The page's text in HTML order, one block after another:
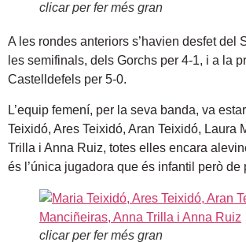
clicar per fer més gran
A les rondes anteriors s’havien desfet del
les semifinals, dels Gorchs per 4-1, i a la
Castelldefels per 5-0.
L’equip femení, per la seva banda, va
Teixidó, Ares Teixidó, Aran Teixidó, Laura
Trilla i Anna Ruiz, totes elles encara
és l’única jugadora que és infantil però de
clicar per fer més gran